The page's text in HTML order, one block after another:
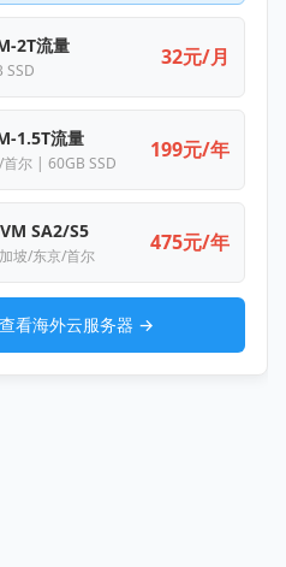
2T流量
SSD
32元/月
1.5T流量
尔 | 60GB SSD
199元/年
SA2/S5
坡/东京/首尔
475元/年
查看海外云服务器 →